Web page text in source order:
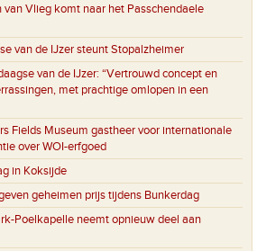
van Vlieg komt naar het Passchendaele
van de IJzer steunt Stopalzheimer
van de IJzer: “Vertrouwd concept en
met prachtige omlopen in een
Fields Museum gastheer voor internationale
over WOI-erfgoed
in Koksijde
geheimen prijs tijdens Bunkerdag
Poelkapelle neemt opnieuw deel aan